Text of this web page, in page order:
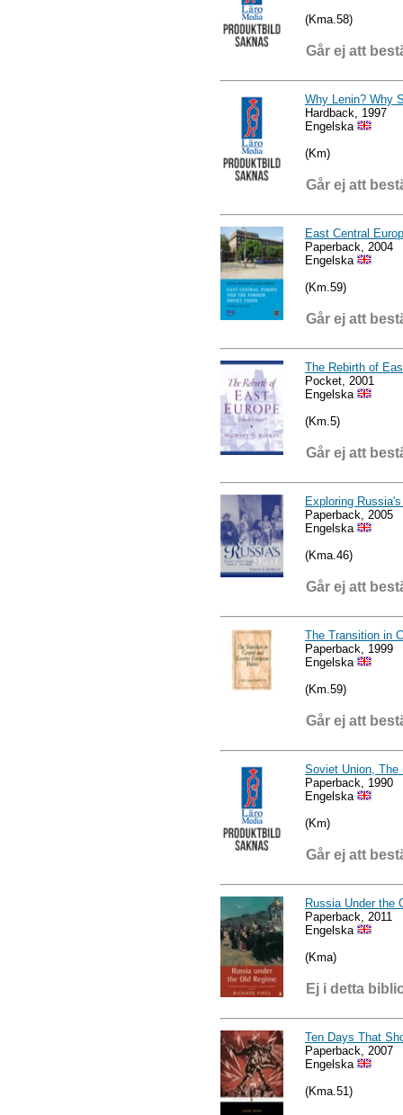
(Kma.58)
Går ej att
Why Lenin? Why
Hardback, 1997
Engelska
(Km)
Går ej att
East Central
Paperback, 2004
Engelska
(Km.59)
Går ej att
The Rebirth of
Pocket, 2001
Engelska
(Km.5)
Går ej att
Exploring
Paperback, 2005
Engelska
(Kma.46)
Går ej att
The Transition in
Paperback, 1999
Engelska
(Km.59)
Går ej att
Soviet Union, The
Paperback, 1990
Engelska
(Km)
Går ej att
Russia Under the
Paperback, 2011
Engelska
(Kma)
Ej i detta
Ten Days That
Paperback, 2007
Engelska
(Kma.51)